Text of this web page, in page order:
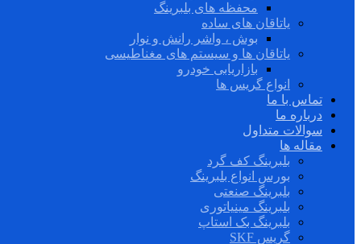
محفظه های بلبرینگ
یاتاقان های ساده
بوش ، واشر رانش و نوار
یاتاقان ها و سیستم های مغناطیسی
بازاریابی خودرو
انواع گریس ها
تماس با ما
درباره ما
سوالات متداول
مقاله ها
بلبرینگ کف گرد
بورس انواع بلبرینگ
بلبرینگ صنعتی
بلبرینگ مینیاتوری
بلبرینگ بک استاپ
گریس SKF